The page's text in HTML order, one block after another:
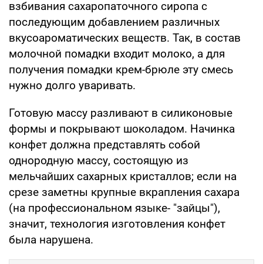
взбивания сахаропаточного сиропа с
последующим добавлением различных
вкусоароматических веществ. Так, в состав
молочной помадки входит молоко, а для
получения помадки крем-брюле эту смесь
нужно долго уваривать.
Готовую массу разливают в силиконовые
формы и покрывают шоколадом. Начинка
конфет должна представлять собой
однородную массу, состоящую из
мельчайших сахарных кристаллов; если на
срезе заметны крупные вкрапления сахара
(на профессиональном языке- "зайцы"),
значит, технология изготовления конфет
была нарушена.